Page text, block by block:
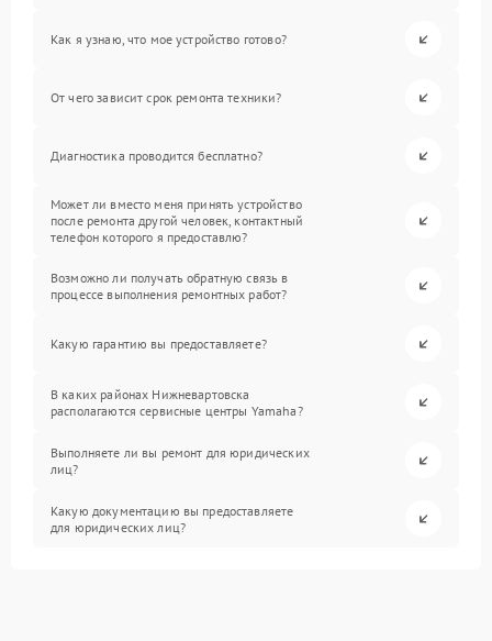
Как я узнаю, что мое устройство готово?
От чего зависит срок ремонта техники?
Диагностика проводится бесплатно?
Может ли вместо меня принять устройство
после ремонта другой человек, контактный
телефон которого я предоставлю?
Возможно ли получать обратную связь в
процессе выполнения ремонтных работ?
Какую гарантию вы предоставляете?
В каких районах Нижневартовска
располагаются сервисные центры Yamaha?
Выполняете ли вы ремонт для юридических
лиц?
Какую документацию вы предоставляете
для юридических лиц?